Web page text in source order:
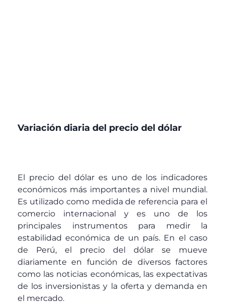
Variación diaria del precio del dólar
El precio del dólar es uno de los indicadores
económicos más importantes a nivel mundial.
Es utilizado como medida de referencia para el
comercio internacional y es uno de los
principales instrumentos para medir la
estabilidad económica de un país. En el caso
de Perú, el precio del dólar se mueve
diariamente en función de diversos factores
como las noticias económicas, las expectativas
de los inversionistas y la oferta y demanda en
el mercado.